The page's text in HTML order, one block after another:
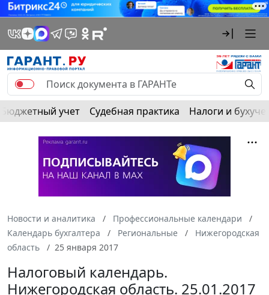
Бюджетный учет Судебная практика Налоги и
Новости и аналитика
Профессиональные календари
Календарь бухгалтера
Региональные
Нижегородская
область
25 января 2017
Налоговый календарь.
Нижегородская область. 25.01.2017